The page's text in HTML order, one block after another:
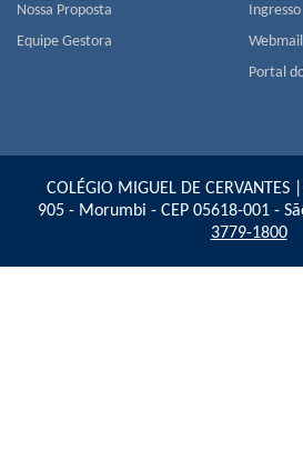
Nossa Proposta
Equipe Gestora
Ingresso
Webmail
Portal
COLÉGIO MIGUEL DE CERVANTES
905 - Morumbi - CEP 05618-001 -
3779-1800